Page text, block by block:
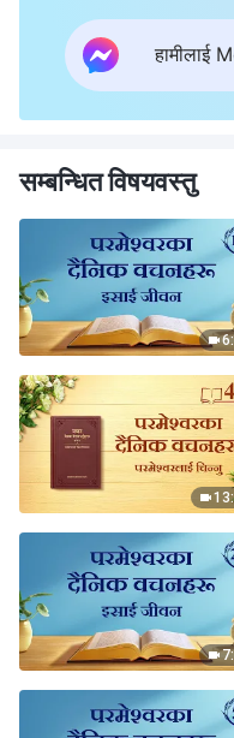
हामीलाई
सम्बन्धित विषयवस्तु